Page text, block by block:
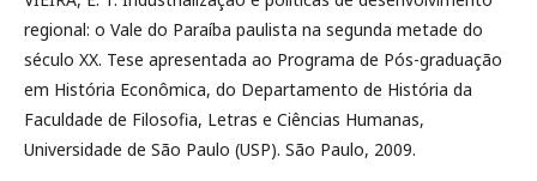
regional: o Vale do Paraíba paulista na segunda metade do
século XX. Tese apresentada ao Programa de Pós-graduação
em História Econômica, do Departamento de História da
Faculdade de Filosofia, Letras e Ciências Humanas,
Universidade de São Paulo (USP). São Paulo, 2009.